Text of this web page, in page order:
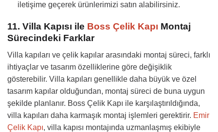
iletişime geçerek ürünlerimizi satın alabilirsiniz.
11. Villa Kapısı ile Boss Çelik Kapı Montaj
Sürecindeki Farklar
Villa kapıları ve çelik kapılar arasındaki montaj süreci, farklı
ihtiyaçlar ve tasarım özelliklerine göre değişiklik
gösterebilir. Villa kapıları genellikle daha büyük ve özel
tasarım kapılar olduğundan, montaj süreci de buna uygun
şekilde planlanır. Boss Çelik Kapı ile karşılaştırıldığında,
villa kapıları daha karmaşık montaj işlemleri gerektirir. Emir
Çelik Kapı, villa kapısı montajında uzmanlaşmış ekibiyle